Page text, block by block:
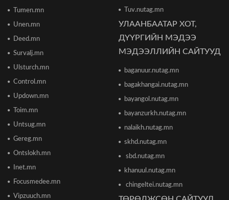
"The MongolZ" баг IEM Cologne Major-2026
тэмцээнийг гуравдугаар шатнаас өндөрлүүллээ
ТЦА: Согтуугаар автомашин жолоодож долоон
тээврийн хэрэгсэл мөргөсөн этгээдийг
2026/06/16 12:47
өсөлтийн төсөөллөө бууруулжээ
бодлогын хүүгээ өсгөжээ
2026/06/12 15:05
Tumen.mn
Unen.mn
Deed.mn
Survalj.mn
Ulsturch.mn
Control.mn
Updown.mn
Toim.mn
Untsug.mn
Gereg.mn
Ontslokh.mn
Inet.mn
Focusmedee.mn
Vipzuuch.mn
Tuv.nutag.mn
УЛААНБААТАР ХОТ,
ДҮҮРГИЙН МЭДЭЭ
МЭДЭЭЛЛИЙН САЙТУУД
baganuur.nutag.mn
bagakhangai.nutag.mn
bayangol.nutag.mn
bayanzurkh.nutag.mn
nalaikh.nutag.mn
skhd.nutag.mn
sbd.nutag.mn
khanuul.nutag.mn
chingeltei.nutag.mn